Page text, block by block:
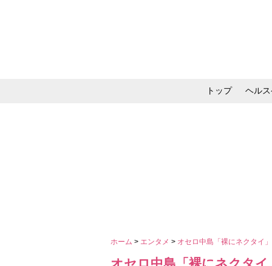
トップ ヘル
ホーム > エンタメ > オセロ中島「裸にネクタイ